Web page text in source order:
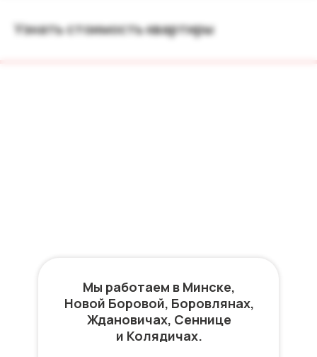
Узнать стоимость квартиры
Мы работаем в Минске,
Новой Боровой, Боровлянах,
Ждановичах, Сеннице
и Колядичах.